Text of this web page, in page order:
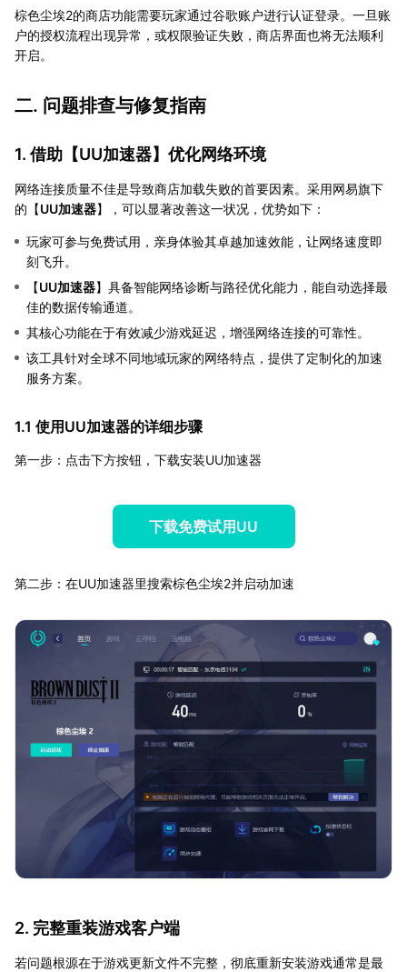
棕色尘埃2的商店功能需要玩家通过谷歌账户进行认证登录。一旦账
户的授权流程出现异常，或权限验证失败，商店界面也将无法顺利
开启。
二. 问题排查与修复指南
1. 借助【UU加速器】优化网络环境
网络连接质量不佳是导致商店加载失败的首要因素。采用网易旗下
的【UU加速器】，可以显著改善这一状况，优势如下：
玩家可参与免费试用，亲身体验其卓越加速效能，让网络速度即
刻飞升。
【UU加速器】具备智能网络诊断与路径优化能力，能自动选择最
佳的数据传输通道。
其核心功能在于有效减少游戏延迟，增强网络连接的可靠性。
该工具针对全球不同地域玩家的网络特点，提供了定制化的加速
服务方案。
1.1 使用UU加速器的详细步骤
第一步：点击下方按钮，下载安装UU加速器
下载免费试用UU
第二步：在UU加速器里搜索棕色尘埃2并启动加速
2. 完整重装游戏客户端
若问题根源在于游戏更新文件不完整，彻底重新安装游戏通常是最